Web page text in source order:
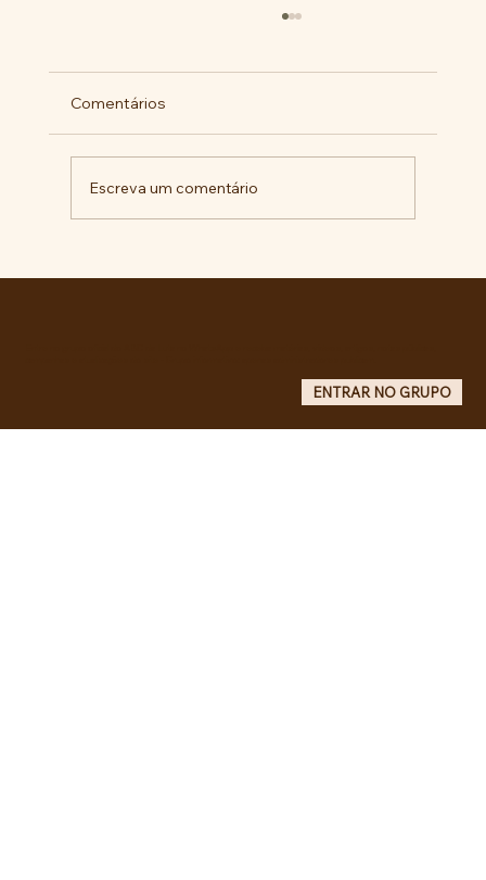
Comentários
Escreva um comentário
ENTRAR NO GRUPO